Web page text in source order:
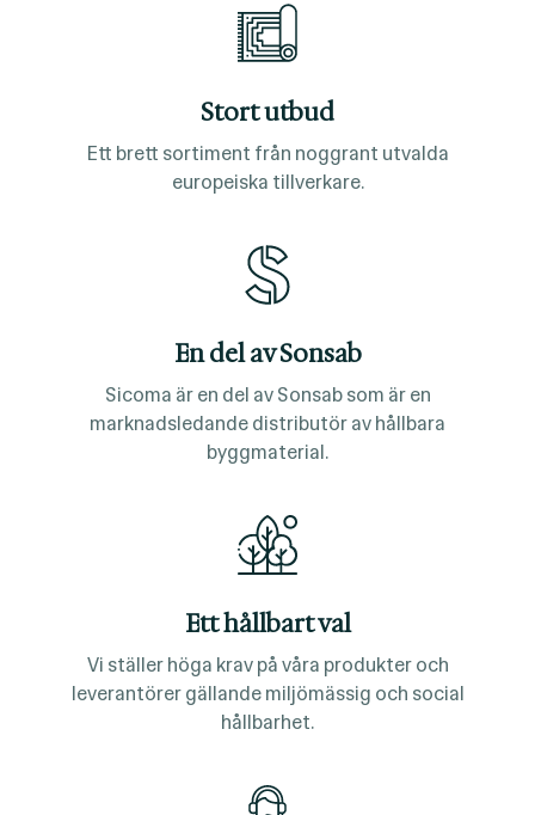
Stort utbud
Ett brett sortiment från noggrant utvalda
europeiska tillverkare.
En del av Sonsab
Sicoma är en del av Sonsab som är en
marknadsledande distributör av hållbara
byggmaterial.
Ett hållbart val
Vi ställer höga krav på våra produkter och
leverantörer gällande miljömässig och social
hållbarhet.